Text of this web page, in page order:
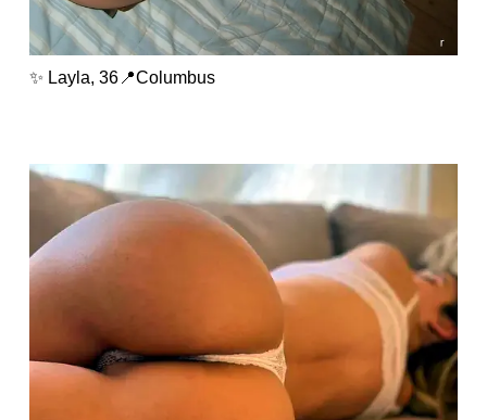
✨ Layla, 36📍Columbus